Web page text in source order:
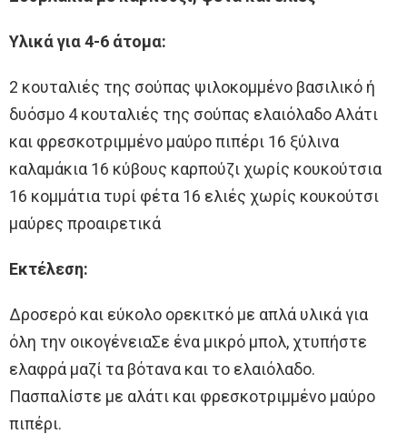
Υλικά για 4-6 άτομα:
2 κουταλιές της σούπας ψιλοκομμένο βασιλικό ή
δυόσμο 4 κουταλιές της σούπας ελαιόλαδο Αλάτι
και φρεσκοτριμμένο μαύρο πιπέρι 16 ξύλινα
καλαμάκια 16 κύβους καρπούζι χωρίς κουκούτσια
16 κομμάτια τυρί φέτα 16 ελιές χωρίς κουκούτσι
μαύρες προαιρετικά
Εκτέλεση:
Δροσερό και εύκολο ορεκιτκό με απλά υλικά για
όλη την οικογένειαΣε ένα μικρό μπολ, χτυπήστε
ελαφρά μαζί τα βότανα και το ελαιόλαδο.
Πασπαλίστε με αλάτι και φρεσκοτριμμένο μαύρο
πιπέρι.